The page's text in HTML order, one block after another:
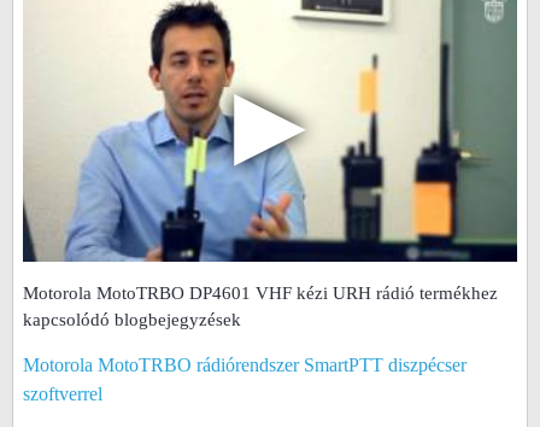
▶
Motorola MotoTRBO DP4601 VHF kézi URH rádió termékhez
kapcsolódó blogbejegyzések
Motorola MotoTRBO rádiórendszer SmartPTT diszpécser
szoftverrel